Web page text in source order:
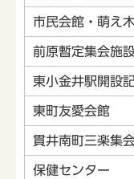
市民会館・萌え
前原暫定集会施
東小金井駅開設
東町友愛会館
貫井南町三楽集
保健センター